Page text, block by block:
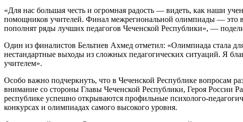
«Для нас большая честь и огромная радость — видеть, как наши
помощников учителей. Финал межрегиональной олимпиады — это
пополнят ряды лучших педагогов Чеченской Республики», —
Один из финалистов Бельтиев Ахмед отметил: «Олимпиада стала
нестандартные выходы из сложных педагогических ситуаций. Я
учителем».
Особо важно подчеркнуть, что в Чеченской Республике вопросам
внимание со стороны Главы Чеченской Республики, Героя России
республике успешно открываются профильные психолого-
конкурсах и олимпиадах самого высокого уровня.